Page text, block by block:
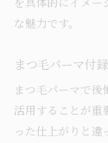
な魅力です。
まつ毛パーマ付
まつ毛パーマで後
活用することが重
った仕上がりと